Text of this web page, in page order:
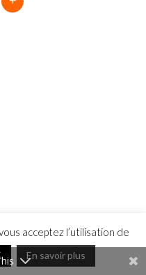
acceptez l’utilisation de
En savoir plus